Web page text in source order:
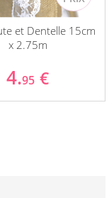
et Dentelle 15cm
x 2.75m
4.95 €